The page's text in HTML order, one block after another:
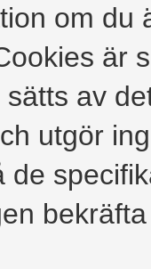
om du
är
av
utgör
de